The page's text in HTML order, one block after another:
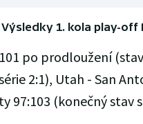
Výsledky 1. kola play-off
po prodloužení
2:1), Utah - San
97:103 (konečný stav